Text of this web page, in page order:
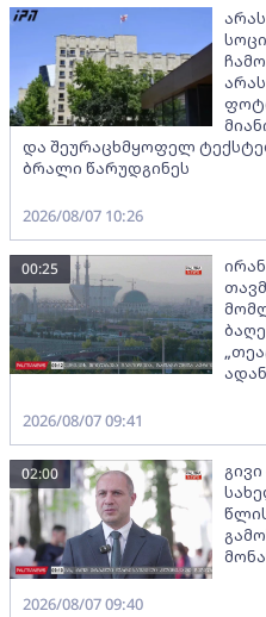
და შეურაცხმყოფელ
ბრალი წარუდგინეს
2026/08/07 10:26
00:25
2026/08/07 09:41
02:00
2026/08/07 09:40